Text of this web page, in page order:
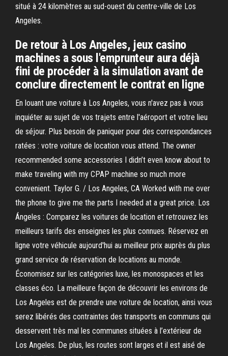
situé à 24 kilomètres au sud-ouest du centre-ville de Los
Angeles.
De retour à Los Angeles, jeux casino
machines a sous l'emprunteur aura déjà
fini de procéder à la simulation avant de
conclure directement le contrat en ligne
En louant une voiture à Los Angeles, vous n'avez pas à vous
inquiéter au sujet de vos trajets entre l'aéroport et votre lieu
de séjour. Plus besoin de paniquer pour des correspondances
ratées : votre voiture de location vous attend. The owner
recommended some accessories I didn’t even know about to
make traveling with my CPAP machine so much more
convenient. Taylor G. / Los Angeles, CA Worked with me over
the phone to give me the parts I needed at a great price. Los
Ángeles : Comparez les voitures de location et retrouvez les
meilleurs tarifs des enseignes les plus connues. Réservez en
ligne votre véhicule aujourd'hui au meilleur prix auprès du plus
grand service de réservation de locations au monde.
Économisez sur les catégories luxe, les monospaces et les
classes éco. La meilleure façon de découvrir les environs de
Los Angeles est de prendre une voiture de location, ainsi vous
serez libérés des contraintes des transports en communs qui
desservent très mal les communes situées à l’extérieur de
Los Angeles. De plus, les routes sont larges et il est aisé de